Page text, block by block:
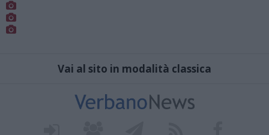
Vai al sito in modalità classica